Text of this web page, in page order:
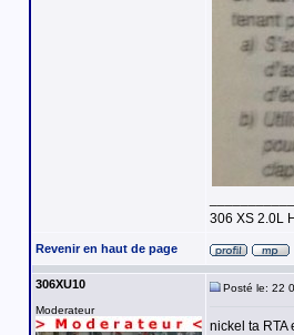
306 XS 2.0L
Revenir en haut de page
306XU10
Moderateur
Posté le: 22
nickel ta RTA